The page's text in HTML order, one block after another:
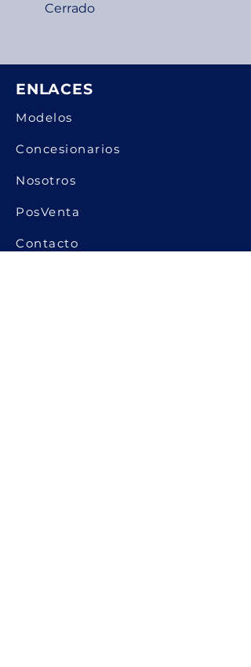
Cerrado
ENLACES
Modelos
Concesionarios
Nosotros
PosVenta
Contacto